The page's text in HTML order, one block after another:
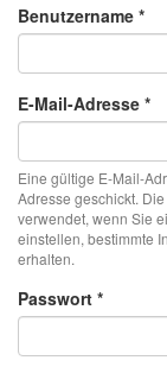
Benutzername *
E-Mail-Adresse *
Eine gültige E-Mail-
Adresse geschickt.
verwendet, wenn Sie
einstellen, bestimmte
erhalten.
Passwort *